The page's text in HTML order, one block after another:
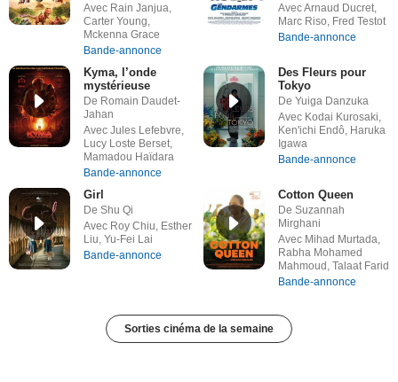
Avec Rain Janjua,
Carter Young,
Mckenna Grace
Bande-annonce
Avec Arnaud Ducret,
Marc Riso, Fred Testot
Bande-annonce
Kyma, l’onde
mystérieuse
De Romain Daudet-
Jahan
Avec Jules Lefebvre,
Lucy Loste Berset,
Mamadou Haïdara
Bande-annonce
Des Fleurs pour
Tokyo
De Yuiga Danzuka
Avec Kodai Kurosaki,
Ken'ichi Endô, Haruka
Igawa
Bande-annonce
Girl
De Shu Qi
Avec Roy Chiu, Esther
Liu, Yu-Fei Lai
Bande-annonce
Cotton Queen
De Suzannah
Mirghani
Avec Mihad Murtada,
Rabha Mohamed
Mahmoud, Talaat Farid
Bande-annonce
Sorties cinéma de la semaine